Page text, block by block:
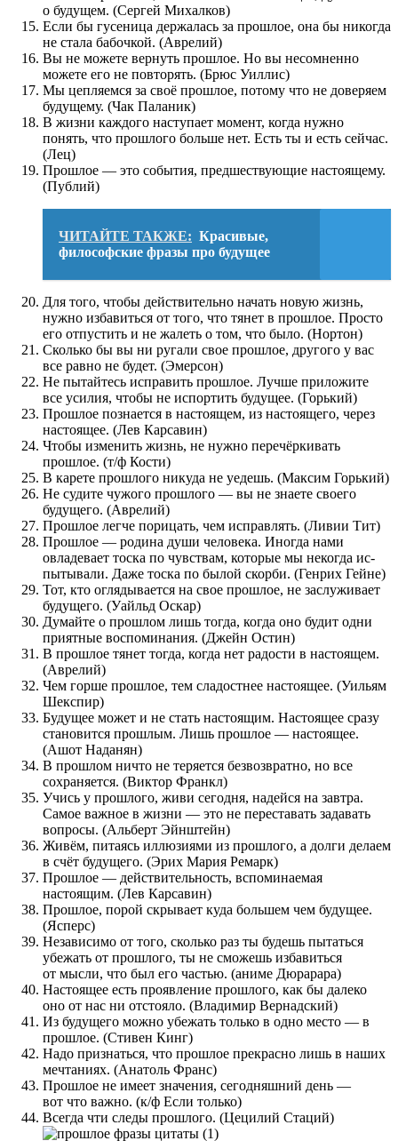
о будущем. (Сергей Михалков)
Если бы гусеница держалась за прошлое, она бы никогда
не стала бабочкой. (Аврелий)
Вы не можете вернуть прошлое. Но вы несомненно
можете его не повторять. (Брюс Уиллис)
Мы цепляемся за своё прошлое, потому что не доверяем
будущему. (Чак Паланик)
В жизни каждого наступает момент, когда нужно
понять, что прошлого больше нет. Есть ты и есть сейчас.
(Лец)
Прошлое — это события, предшествующие настоящему.
(Публий)
ЧИТАЙТЕ ТАКЖЕ: Красивые,
философские фразы про будущее
Для того, чтобы действительно начать новую жизнь,
нужно избавиться от того, что тянет в прошлое. Просто
его отпустить и не жалеть о том, что было. (Нортон)
Сколько бы вы ни ругали свое прошлое, другого у вас
все равно не будет. (Эмерсон)
Не пытайтесь исправить прошлое. Лучше приложите
все усилия, чтобы не испортить будущее. (Горький)
Прошлое познается в настоящем, из настоящего, через
настоящее. (Лев Карсавин)
Чтобы изменить жизнь, не нужно перечёркивать
прошлое. (т/ф Кости)
В карете прошлого никуда не уедешь. (Максим Горький)
Не судите чужого прошлого — вы не знаете своего
будущего. (Аврелий)
Прошлое легче порицать, чем исправлять. (Ливии Тит)
Прошлое — родина души человека. Иногда нами
овладевает тоска по чувствам, которые мы некогда ис­
пытывали. Даже тоска по былой скорби. (Генрих Гейне)
Тот, кто оглядывается на свое прошлое, не заслуживает
будущего. (Уайльд Оскар)
Думайте о прошлом лишь тогда, когда оно будит одни
приятные воспоминания. (Джейн Остин)
В прошлое тянет тогда, когда нет радости в настоящем.
(Аврелий)
Чем горше прошлое, тем сладостнее настоящее. (Уильям
Шекспир)
Будущее может и не стать настоящим. Настоящее сразу
становится прошлым. Лишь прошлое — настоящее.
(Ашот Наданян)
В прошлом ничто не теряется безвозвратно, но все
сохраняется. (Виктор Франкл)
Учись у прошлого, живи сегодня, надейся на завтра.
Самое важное в жизни — это не переставать задавать
вопросы. (Альберт Эйнштейн)
Живём, питаясь иллюзиями из прошлого, а долги делаем
в счёт будущего. (Эрих Мария Ремарк)
Прошлое — действительность, вспоминаемая
настоящим. (Лев Карсавин)
Прошлое, порой скрывает куда большем чем будущее.
(Ясперс)
Независимо от того, сколько раз ты будешь пытаться
убежать от прошлого, ты не сможешь избавиться
от мысли, что был его частью. (аниме Дюрарара)
Настоящее есть проявление прошлого, как бы далеко
оно от нас ни отстояло. (Владимир Вернадский)
Из будущего можно убежать только в одно место — в
прошлое. (Стивен Кинг)
Надо признаться, что прошлое прекрасно лишь в наших
мечтаниях. (Анатоль Франс)
Прошлое не имеет значения, сегодняшний день —
вот что важно. (к/ф Если только)
Всегда чти следы прошлого. (Цецилий Стаций)